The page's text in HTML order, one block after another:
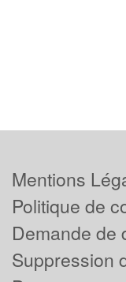
Mentions
Politique de
Demande de
Suppression